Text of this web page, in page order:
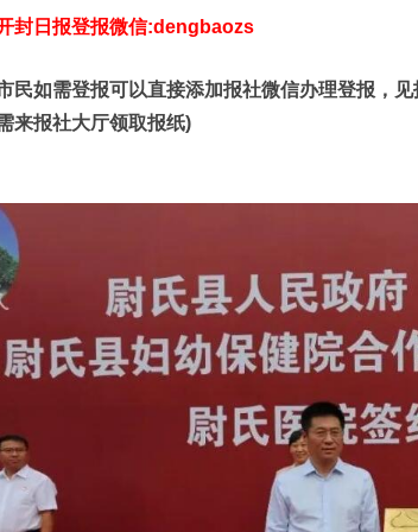
封日报登报微信:dengbaozs
民如需登报可以直接添加报社微信办理登报，
来报社大厅领取报纸)